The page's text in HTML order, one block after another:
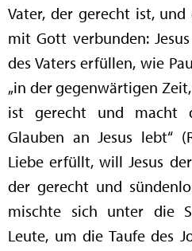
Vater, der gerecht ist,
mit Gott verbunden:
des Vaters erfüllen, wie
„in der gegenwärtigen
ist gerecht und macht
Glauben an Jesus lebt“
Liebe erfüllt, will Jesus
der gerecht und
mischte sich unter die
Leute, um die Taufe des